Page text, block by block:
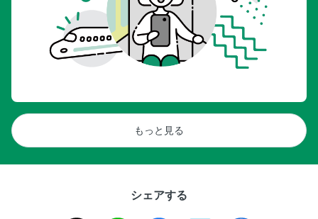
もっと見る
シェアする